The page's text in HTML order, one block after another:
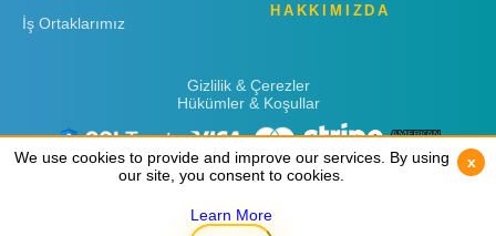
İş Ortaklarımız
HAKKIMIZDA
Gizlilik & Çerezler
Hükümler & Koşullar
We use cookies to provide and improve our services. By using
our site, you consent to cookies.
Learn More
x
We use cookies to provide and improve our services. By using
our site, you consent to cookies.
Learn More
x